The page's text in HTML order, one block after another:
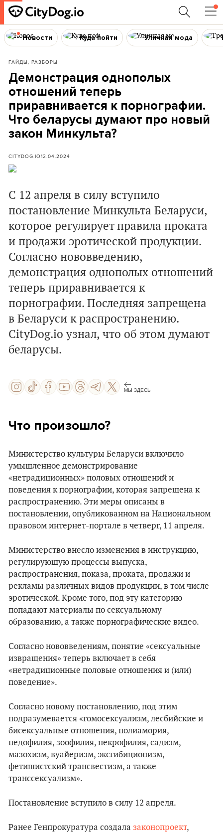
Новости Куда пойти Уличная мода
ГАЙДЫ, РАЗБОРЫ
Демонстрация однополых
отношений теперь
приравнивается к порнографии.
Что беларусы думают про новый
закон Минкульта?
CITYDOG.IO12.04.2024
С 12 апреля в силу вступило
постановление Минкульта Беларуси,
которое регулирует правила проката
и продажи эротической продукции.
Согласно нововведению,
демонстрация однополых отношений
теперь приравнивается к
порнографии. Последняя запрещена
в Беларуси к распространению.
СityDog.io узнал, что об этом думают
беларусы.
МЫ ЗДЕСЬ
Что произошло?
Министерство культуры Беларуси включило
умышленное демонстрирование
«нетрадиционных» половых отношений и
поведения к порнографии, которая запрещена к
распространению. Эти меры описаны в
постановлении, опубликованном на Национальном
правовом интернет-портале в четверг, 11 апреля.
Министерство внесло изменения в инструкцию,
регулирующую процессы выпуска,
распространения, показа, проката, продажи и
рекламы различных видов продукции, в том числе
эротической. Кроме того, под эту категорию
попадают материалы по сексуальному
образованию, а также порнографические видео.
Согласно нововведениям, понятие «сексуальные
извращения» теперь включает в себя
«нетрадиционные половые отношения и (или)
поведение».
Согласно новому постановлению, под этим
подразумевается «гомосексуализм, лесбийские и
бисексуальные отношения, полиамория,
педофилия, зоофилия, некрофилия, садизм,
мазохизм, вуайеризм, эксгибиционизм,
фетишистский трансвестизм, а также
транссексуализм».
Постановление вступило в силу 12 апреля.
Ранее Генпрокуратура создала законопроект,